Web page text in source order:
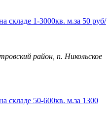
складе 1-3000кв. м.за 50 руб/
район, п. Никольское
складе 50-600кв. м.за 1300